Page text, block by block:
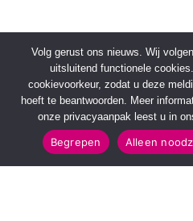
Volg gerust ons nieuws. Wij
uitsluitend functionele
cookievoorkeur, zodat u deze
hoeft te beantwoorden. Meer
onze privacyaanpak leest u in
Begrepen Alleen